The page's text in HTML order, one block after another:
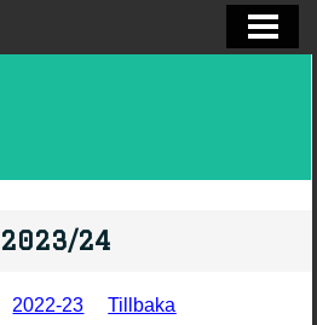
24
2022-23 Tillbaka